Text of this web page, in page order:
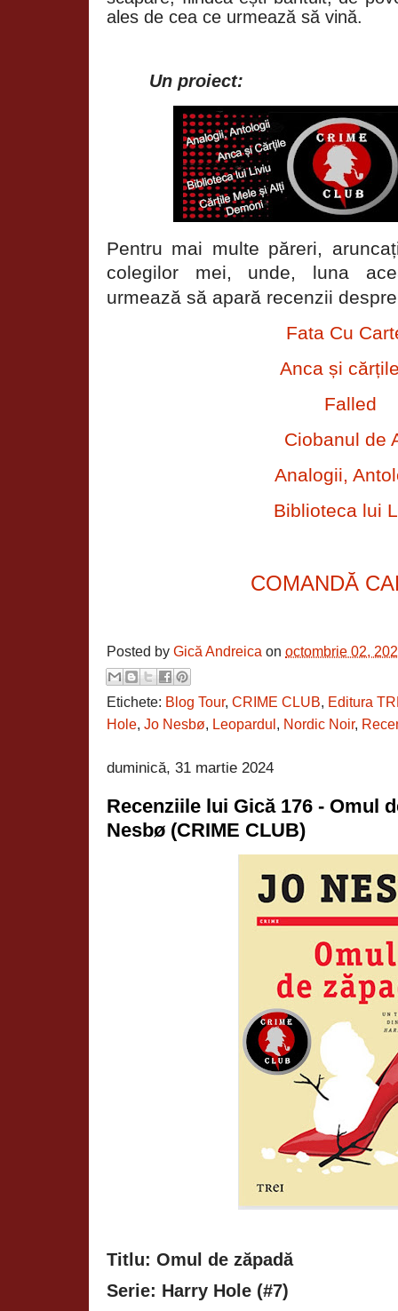
ales de cea ce urmează să vină.
Un proiect:
Pentru mai multe păreri,
colegilor mei, unde, luna
urmează să apară recenzii
Fata Cu
Anca și
Falled
Ciobanul de
Analogii,
Biblioteca lui
COMANDĂ
Posted by Gică Andreica on octombrie 02,
Etichete: Blog Tour, CRIME CLUB, Editura
Hole, Jo Nesbø, Leopardul , Nordic Noir,
duminică, 31 martie 2024
Recenziile lui Gică 176 - Omul
Nesbø (CRIME CLUB)
Titlu: Omul de zăpadă
Serie: Harry Hole (#7)